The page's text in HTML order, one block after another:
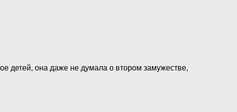
детей, она даже не думала о втором замужестве,